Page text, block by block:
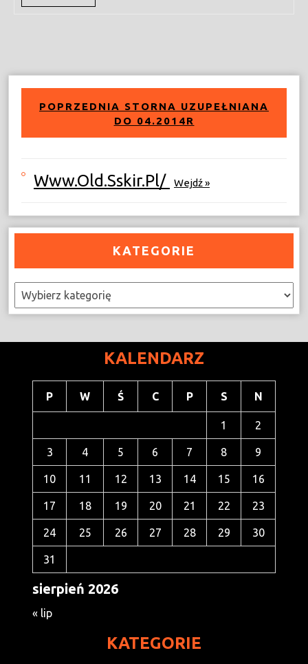
More
POPRZEDNIA STORNA UZUPEŁNIANA
DO 04.2014R
Www.old.sskir.pl/ Wejdź »
KATEGORIE
Kategorie
KALENDARZ
sierpień 2026
P W Ś C P S N
1 2
3 4 5 6 7 8 9
10 11 12 13 14 15 16
17 18 19 20 21 22 23
24 25 26 27 28 29 30
31
« lip
KATEGORIE